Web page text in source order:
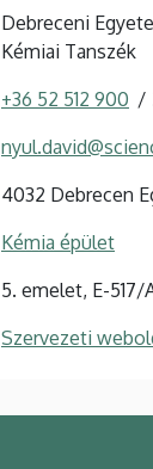
Debreceni
Kémiai Tanszék
+36 52 512 900
4032 Debrecen
Kémia épület
5. emelet, E-517/
Szervezeti